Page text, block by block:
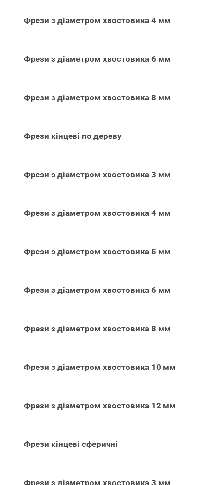
Фрези з діаметром хвостовика 4 мм
Фрези з діаметром хвостовика 6 мм
Фрези з діаметром хвостовика 8 мм
Фрези кінцеві по дереву
Фрези з діаметром хвостовика 3 мм
Фрези з діаметром хвостовика 4 мм
Фрези з діаметром хвостовика 5 мм
Фрези з діаметром хвостовика 6 мм
Фрези з діаметром хвостовика 8 мм
Фрези з діаметром хвостовика 10 мм
Фрези з діаметром хвостовика 12 мм
Фрези кінцеві сферичні
Фрези з діаметром хвостовика 3 мм